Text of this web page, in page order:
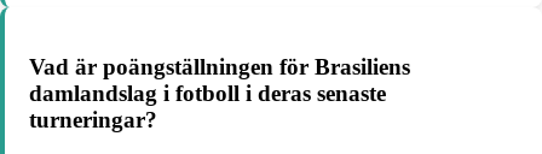
Vad är poängställningen för Brasiliens
damlandslag i fotboll i deras senaste
turneringar?